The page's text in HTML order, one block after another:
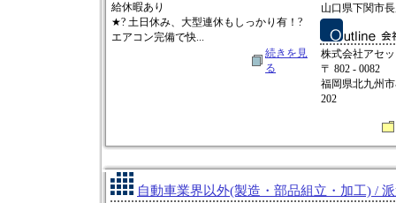
給休暇あり
★? 土日休み、大型連休もしっかり有！?
エアコン完備で快...
続きを見
る
山口県下関市
株式会社アセ
〒 802 - 0082
福岡県北九州
202
自動車業界以外(製造・部品組立・加工) /